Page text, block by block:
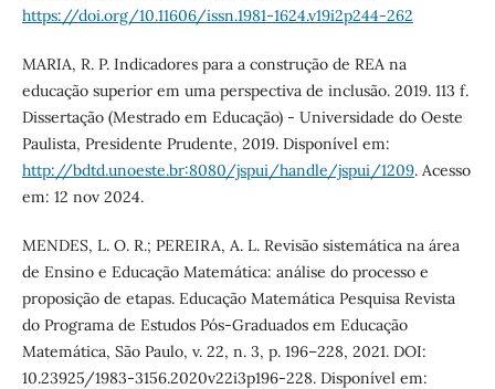
https://doi.org/10.11606/issn.1981-1624.v19i2p244-262
MARIA, R. P. Indicadores para a construção de REA na
educação superior em uma perspectiva de inclusão. 2019. 113 f.
Dissertação (Mestrado em Educação) - Universidade do Oeste
Paulista, Presidente Prudente, 2019. Disponível em:
http://bdtd.unoeste.br:8080/jspui/handle/jspui/1209. Acesso
em: 12 nov 2024.
MENDES, L. O. R.; PEREIRA, A. L. Revisão sistemática na área
de Ensino e Educação Matemática: análise do processo e
proposição de etapas. Educação Matemática Pesquisa Revista
do Programa de Estudos Pós-Graduados em Educação
Matemática, São Paulo, v. 22, n. 3, p. 196–228, 2021. DOI:
10.23925/1983-3156.2020v22i3p196-228. Disponível em: